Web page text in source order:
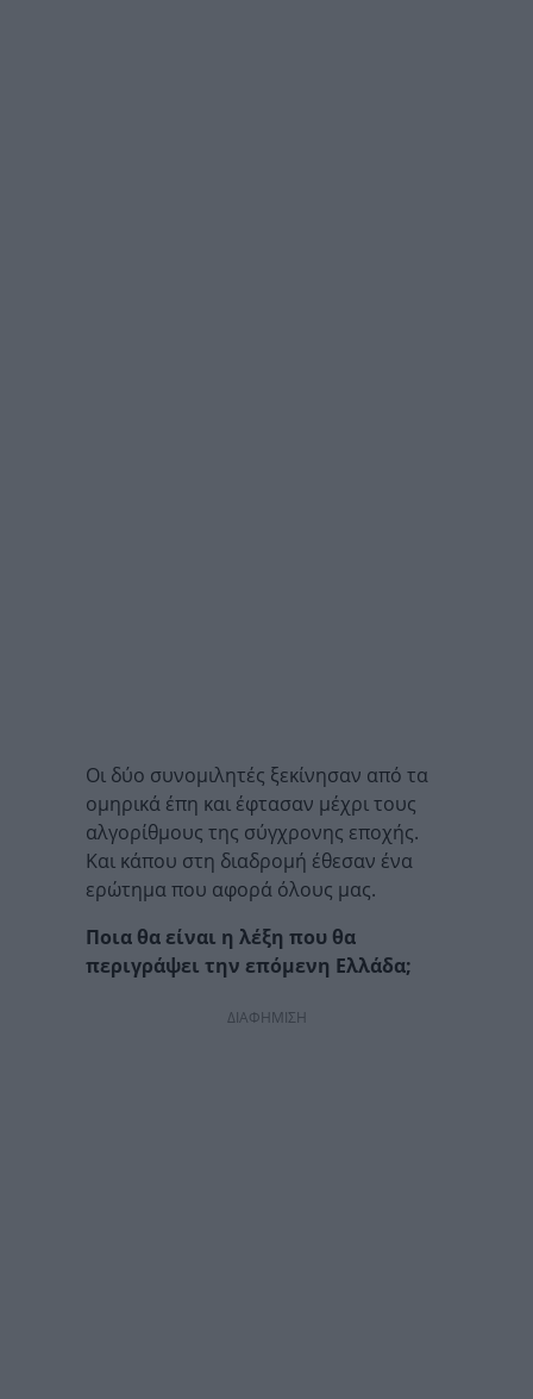
Οι δύο συνομιλητές ξεκίνησαν από τα
ομηρικά έπη και έφτασαν μέχρι τους
αλγορίθμους της σύγχρονης εποχής.
Και κάπου στη διαδρομή έθεσαν ένα
ερώτημα που αφορά όλους μας.
Ποια θα είναι η λέξη που θα
περιγράψει την επόμενη Ελλάδα;
ΔΙΑΦΗΜΙΣΗ